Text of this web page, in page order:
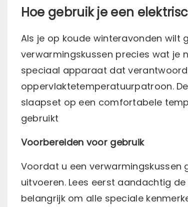
Hoe gebruik je een
Als je op koude winteravonden wilt
verwarmingskussen precies wat je
speciaal apparaat dat
oppervlaktetemperatuurpatroon.
slaapset op een comfortabele
gebruikt
Voorbereiden voor gebruik
Voordat u een
uitvoeren. Lees eerst aandachtig
belangrijk om alle speciale